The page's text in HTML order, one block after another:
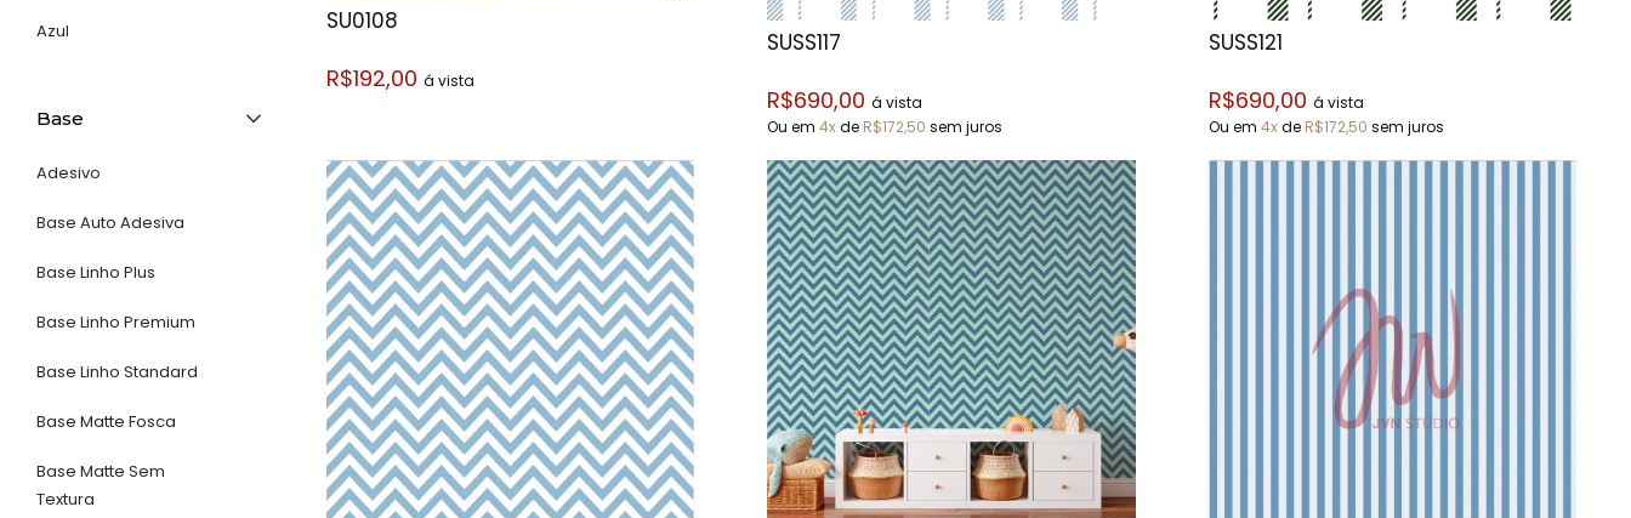
Azul
Base
Adesivo
Base Auto Adesiva
Base Linho Plus
Base Linho Premium
Base Linho Standard
Base Matte Fosca
Base Matte Sem
Textura
SU0108
R$192,00 á vista
SUSS117
R$690,00á vista
Ou em4xde R$172,50 sem juros
SUSS121
R$690,00 á vista
Ou em 4xde R$172,50 sem juros